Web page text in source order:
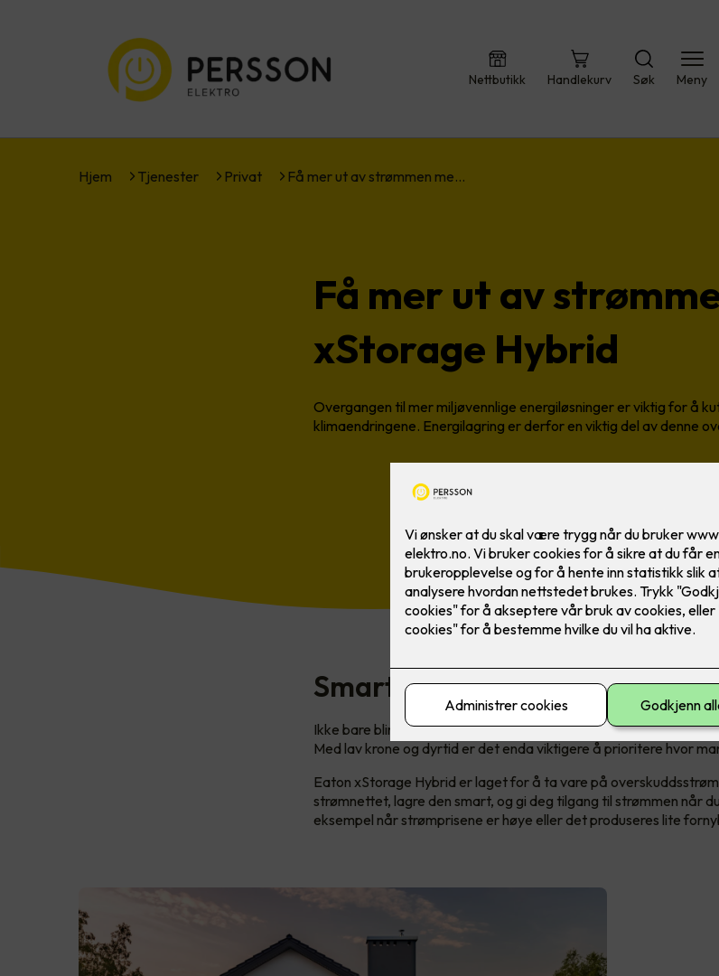
Nettbutikk Handlekurv Søk Meny
Hjem Tjenester Privat Få mer ut av strømmen me…
Få mer ut av
xStorage Hybrid
Overgangen til mer miljøvennlige energiløsninger er viktig for å
klimaendringene. Energilagring er derfor en viktig del av denne
Smart energilagring
Ikke bare blir det lettere å bruke fornybar energi, men det gir
Med lav krone og dyrtid er det enda viktigere å prioritere hvor
Eaton xStorage Hybrid er laget for å ta vare på
strømnettet, lagre den smart, og gi deg tilgang til strømmen når
eksempel når strømprisene er høye eller det produseres lite